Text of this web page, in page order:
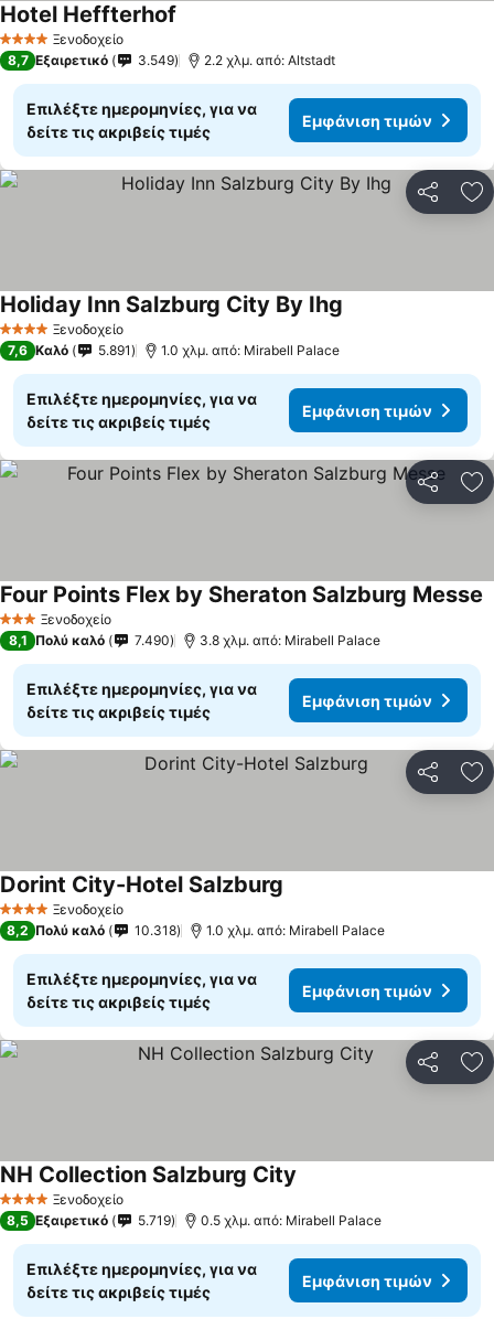
4 ΑστέριαΞενοδοχείο
Hotel Heffterhof
8,7 Εξαιρετικό 3.549 2.2 χλμ. από: Altstadt
Επιλέξτε ημερομηνίες, για να
δείτε τις ακριβείς τιμές
Εμφάνιση τιμών
4 ΑστέριαΞενοδοχείο
Holiday Inn Salzburg City By Ihg
7,6 Καλό 5.891 1.0 χλμ. από: Mirabell Palace
Επιλέξτε ημερομηνίες, για να
δείτε τις ακριβείς τιμές
Εμφάνιση τιμών
3 ΑστέριαΞενοδοχείο
Four Points Flex by Sheraton Salzburg Messe
8,1 Πολύ καλό 7.490 3.8 χλμ. από: Mirabell Palace
Επιλέξτε ημερομηνίες, για να
δείτε τις ακριβείς τιμές
Εμφάνιση τιμών
4 ΑστέριαΞενοδοχείο
Dorint City-Hotel Salzburg
8,2 Πολύ καλό 10.318 1.0 χλμ. από: Mirabell Palace
Επιλέξτε ημερομηνίες, για να
δείτε τις ακριβείς τιμές
Εμφάνιση τιμών
4 ΑστέριαΞενοδοχείο
NH Collection Salzburg City
8,5 Εξαιρετικό 5.719 0.5 χλμ. από: Mirabell Palace
Επιλέξτε ημερομηνίες, για να
δείτε τις ακριβείς τιμές
Εμφάνιση τιμών